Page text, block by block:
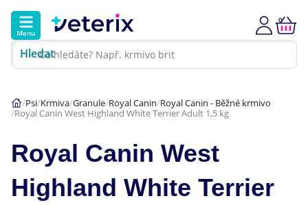
Menu
Hledat
0
Hlavní kategorie
Akce
Psi
Psi Krmiva Granule Royal Canin Royal Canin - Běžné krmivo
Royal Canin West Highland White Terrier Adult 1,5 kg
Royal Canin West
Highland White Terrier